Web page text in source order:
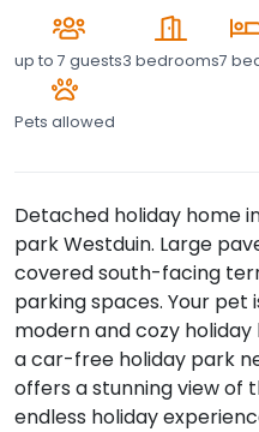
up to 7 guests3 bedrooms7
Pets allowed
Detached holiday home
park Westduin. Large
covered south-facing
parking spaces. Your pet
modern and cozy
a car-free holiday park
offers a stunning view of
endless holiday